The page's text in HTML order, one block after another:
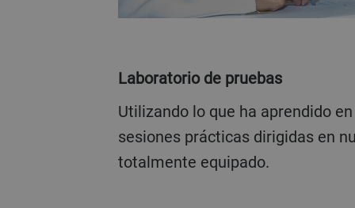
Laboratorio de pruebas
Utilizando lo que ha aprendido en clase, participará en
sesiones prácticas dirigidas en
totalmente equipado.